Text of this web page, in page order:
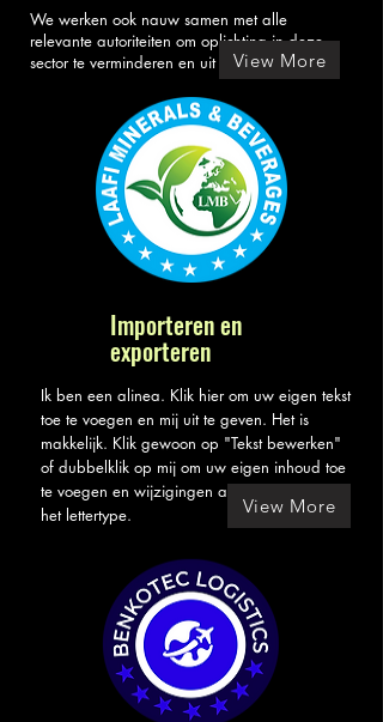
We werken ook nauw samen met alle
relevante autoriteiten om oplichting in deze
sector te verminderen en uit te bannen.
View More
Importeren en
exporteren
Ik ben een alinea. Klik hier om uw eigen tekst
toe te voegen en mij uit te geven. Het is
makkelijk. Klik gewoon op "Tekst bewerken"
of dubbelklik op mij om uw eigen inhoud toe
te voegen en wijzigingen aan te brengen in
het lettertype.
View More